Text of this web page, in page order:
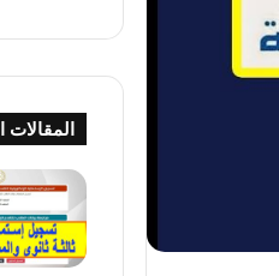
المقالات